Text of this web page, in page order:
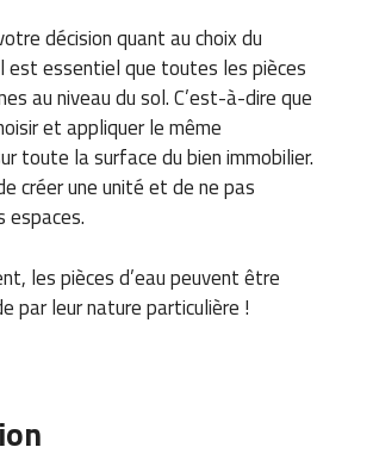
décision quant au choix du
est essentiel que toutes les pièces
au niveau du sol.C’est-à-dire que
et appliquer le même
toute la surface du bien immobilier.
créer une unité et de ne pas
espaces.
les pièces d’eau peuvent être
par leur nature particulière !